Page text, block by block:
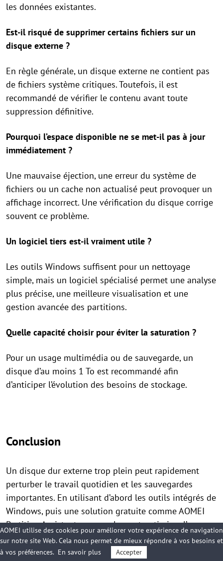
les données existantes.
Est-il risqué de supprimer certains fichiers sur un
disque externe ?
En règle générale, un disque externe ne contient pas
de fichiers système critiques. Toutefois, il est
recommandé de vérifier le contenu avant toute
suppression définitive.
Pourquoi l’espace disponible ne se met-il pas à jour
immédiatement ?
Une mauvaise éjection, une erreur du système de
fichiers ou un cache non actualisé peut provoquer un
affichage incorrect. Une vérification du disque corrige
souvent ce problème.
Un logiciel tiers est-il vraiment utile ?
Les outils Windows suffisent pour un nettoyage
simple, mais un logiciel spécialisé permet une analyse
plus précise, une meilleure visualisation et une
gestion avancée des partitions.
Quelle capacité choisir pour éviter la saturation ?
Pour un usage multimédia ou de sauvegarde, un
disque d’au moins 1 To est recommandé afin
d’anticiper l’évolution des besoins de stockage.
Conclusion
Un disque dur externe trop plein peut rapidement
perturber le travail quotidien et les sauvegardes
importantes. En utilisant d’abord les outils intégrés de
Windows, puis une solution gratuite comme AOMEI
Partition Assistant pour analyser et optimiser l’espace
disque, il est possible de récupérer efficacement de la
capacité sans compromettre la sécurité des données.
AOMEI utilise des cookies pour améliorer votre expérience de navigation
sur notre site Web. Cela nous permet de mieux répondre à vos besoins et
à vos préférences. En savoir plus Accepter